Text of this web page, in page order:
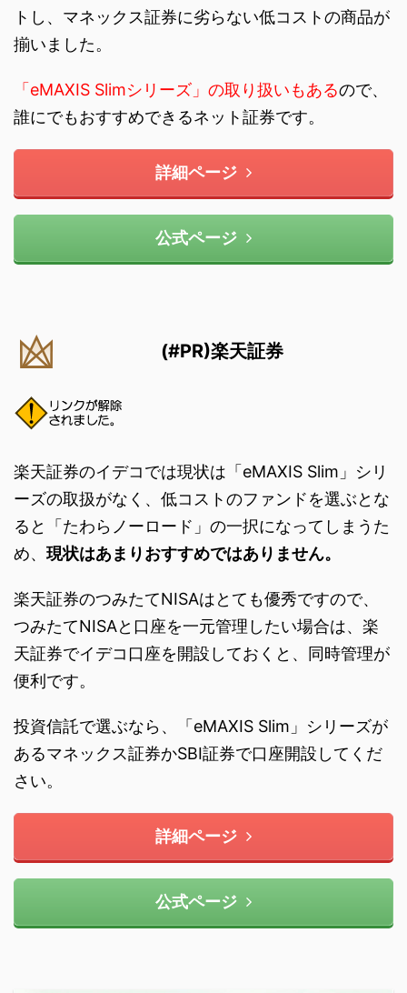
トし、マネックス証券に劣らない低コストの商品が
揃いました。
「eMAXIS Slimシリーズ」の取り扱いもあるので、
誰にでもおすすめできるネット証券です。
詳細ページ
公式ページ
(#PR)楽天証券
楽天証券のイデコでは現状は「eMAXIS Slim」シリ
ーズの取扱がなく、低コストのファンドを選ぶとな
ると「たわらノーロード」の一択になってしまうた
め、 現状はあまりおすすめではありません。
楽天証券のつみたてNISAはとても優秀ですので、
つみたてNISAと口座を一元管理したい場合は、楽
天証券でイデコ口座を開設しておくと、同時管理が
便利です。
投資信託で選ぶなら、「eMAXIS Slim」シリーズが
あるマネックス証券かSBI証券で口座開設してくだ
さい。
詳細ページ
公式ページ